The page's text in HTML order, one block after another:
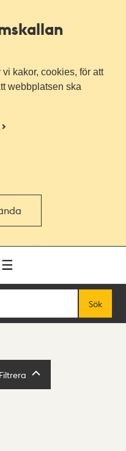
kakor, cookies, för att
webbplatsen ska
Sök
Filtrera